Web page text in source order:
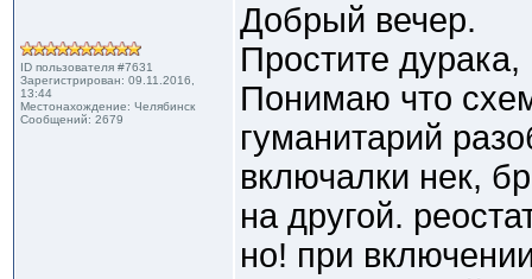
ID пользователя #7631
Зарегистрирован: 09.11.2016,
13:44
Местонахождение: Челябинск
Сообщений: 2679
Добрый вечер.
Простите дурака,
Понимаю что
гуманитарий
включалки нек,
на другой.
но! при